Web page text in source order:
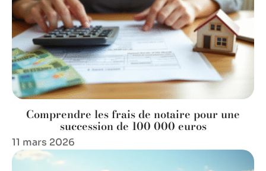
Comprendre les frais de notaire pour une
succession de 100 000 euros
11 mars 2026